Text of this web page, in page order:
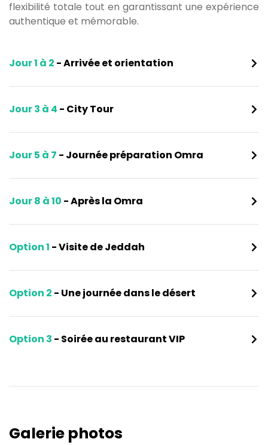
flexibilité totale tout en garantissant une expérience
authentique et mémorable.
Jour 1 à 2 - Arrivée et orientation
Jour 3 à 4 - City Tour
Jour 5 à 7 - Journée préparation Omra
Jour 8 à 10 - Après la Omra
Option 1 - Visite de Jeddah
Option 2 - Une journée dans le désert
Option 3 - Soirée au restaurant VIP
Galerie photos